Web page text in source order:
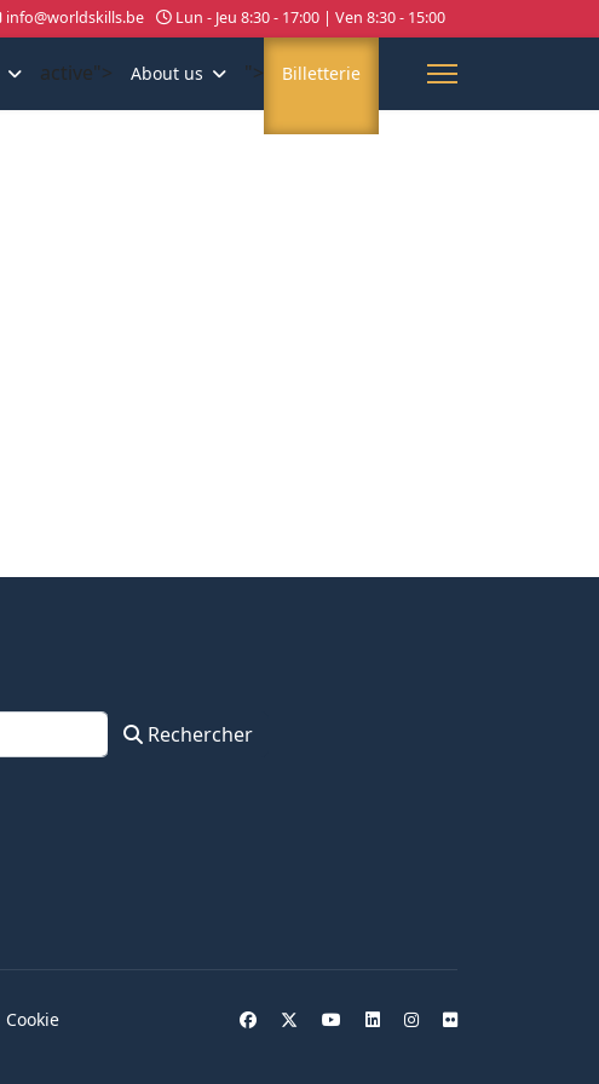
info@worldskills.be Lun - Jeu 8:30 - 17:00 | Ven 8:30 - 15:00
active"> About us "> Billetterie
Rechercher
Cookie